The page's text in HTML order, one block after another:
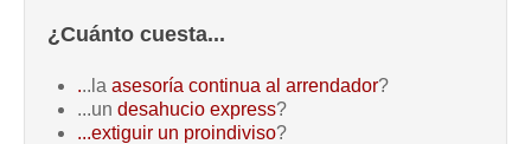
¿Cuánto cuesta...
...la asesoría continua al arrendador?
...un desahucio express?
...extiguir un proindiviso?